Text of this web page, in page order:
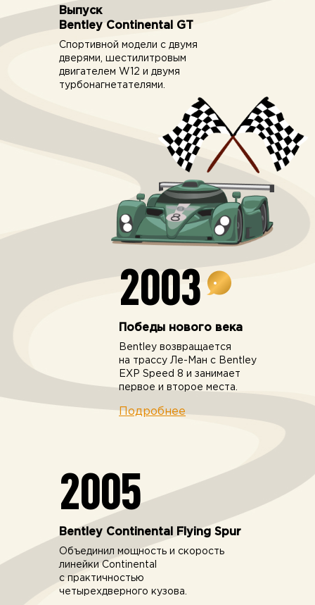
Выпуск
Bentley Continental GT
Спортивной модели с двумя
дверями, шестилитровым
двигателем W12 и двумя
турбонагнетателями.
2003
Победы нового века
Bentley возвращается
на трассу Ле-Ман c Bentley
EXP Speed 8 и занимает
первое и второе места.
Подробнее
2005
Bentley Continental Flying Spur
Объединил мощность и скорость
линейки Continental
c практичностью
четырехдверного кузова.